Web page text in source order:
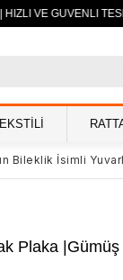
VE GÜVENLİ
Bileklik İsimli
Plaka